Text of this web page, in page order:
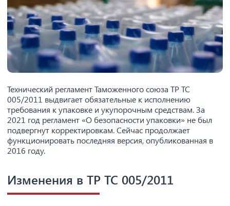
Технический регламент Таможенного союза ТР ТС
005/2011 выдвигает обязательные к исполнению
требования к упаковке и укупорочным средствам. За
2021 год регламент «О безопасности упаковки» не был
подвергнут корректировкам. Сейчас продолжает
функционировать последняя версия, опубликованная в
2016 году.
Изменения в ТР ТС 005/2011